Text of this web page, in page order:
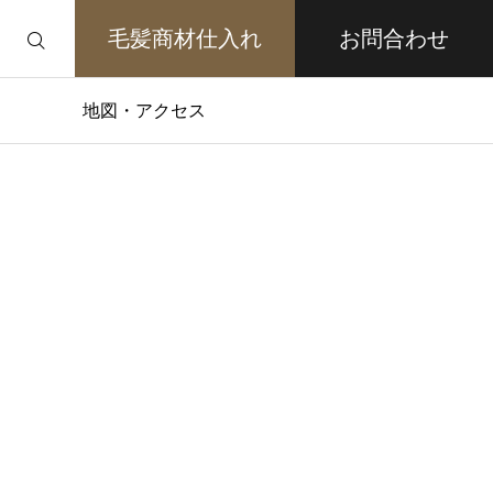
毛髪商材仕入れ お問合わせ
地図・アクセス